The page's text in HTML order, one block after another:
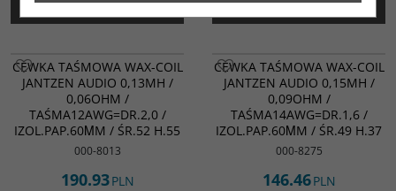
CEWKA TAŚMOWA WAX-COIL
JANTZEN AUDIO 0,13MH /
0,06OHM /
TAŚMA12AWG=DR.2,0 /
IZOL.PAP.60ΜM / ŚR.52 H.55
000-8013
190.93PLN
CEWKA TAŚMOWA WAX-COIL
JANTZEN AUDIO 0,15MH /
0,09OHM /
TAŚMA14AWG=DR.1,6 /
IZOL.PAP.60ΜM / ŚR.49 H.37
000-8275
146.46PLN